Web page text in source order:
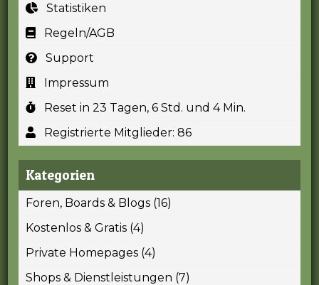
Statistiken
Regeln/AGB
Support
Impressum
Reset in 23 Tagen, 6 Std. und 4 Min.
Registrierte Mitglieder: 86
Kategorien
Foren, Boards & Blogs (16)
Kostenlos & Gratis (4)
Private Homepages (4)
Shops & Dienstleistungen (7)